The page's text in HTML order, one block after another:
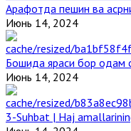
Арафотда пешин ва
Июнь 14, 2024
Бошида яраси бор одам
Июнь 14, 2024
3-Suhbat | Haj